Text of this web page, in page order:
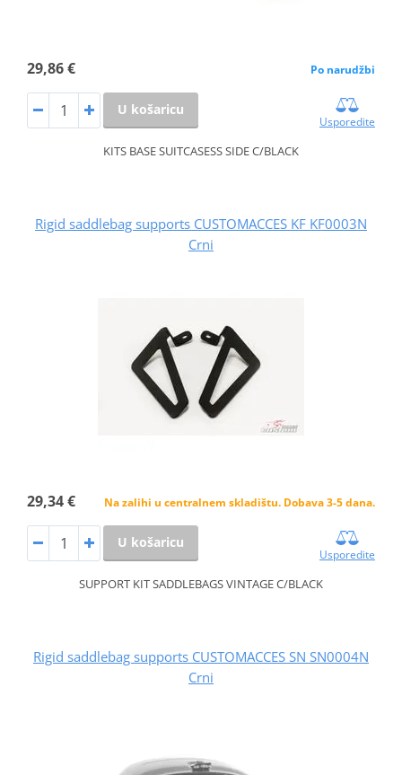
29,86 € Po narudžbi
U košaricu
Usporedite
KITS BASE SUITCASESS SIDE C/BLACK
Rigid saddlebag supports CUSTOMACCES KF KF0003N
Crni
29,34 € Na zalihi u centralnem skladištu. Dobava 3-5 dana.
U košaricu
Usporedite
SUPPORT KIT SADDLEBAGS VINTAGE C/BLACK
Rigid saddlebag supports CUSTOMACCES SN SN0004N
Crni